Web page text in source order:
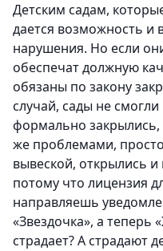
Детским садам,
дается возможность и
нарушения. Но если
обеспечат должную
обязаны по закону
случай, сады не
формально
же проблемами,
вывеской, открылись
потому что лицензия
направляешь
«Звездочка», а теперь
страдает? А страдают